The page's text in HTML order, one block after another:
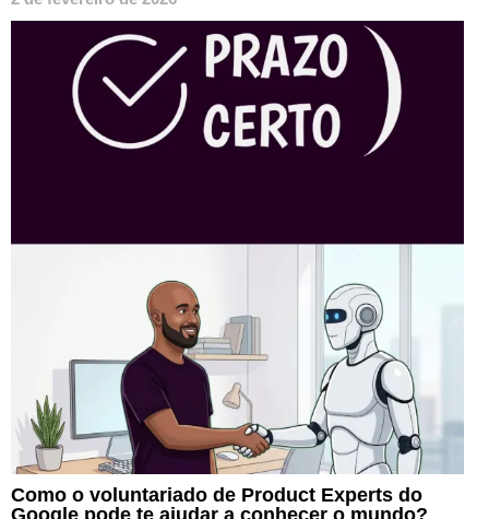
Como o voluntariado de Product Experts do